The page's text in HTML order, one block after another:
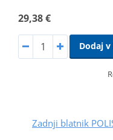
29,38 €
Dodaj
Zadnji blatnik